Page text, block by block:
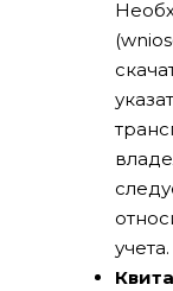
учета.